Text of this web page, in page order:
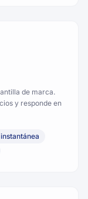
de marca.
y responde en